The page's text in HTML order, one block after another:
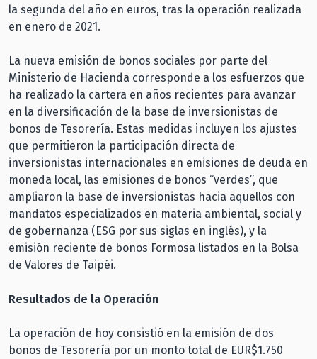
la segunda del año en euros, tras la operación realizada
en enero de 2021.
La nueva emisión de bonos sociales por parte del
Ministerio de Hacienda corresponde a los esfuerzos que
ha realizado la cartera en años recientes para avanzar
en la diversificación de la base de inversionistas de
bonos de Tesorería. Estas medidas incluyen los ajustes
que permitieron la participación directa de
inversionistas internacionales en emisiones de deuda en
moneda local, las emisiones de bonos “verdes”, que
ampliaron la base de inversionistas hacia aquellos con
mandatos especializados en materia ambiental, social y
de gobernanza (ESG por sus siglas en inglés), y la
emisión reciente de bonos Formosa listados en la Bolsa
de Valores de Taipéi.
Resultados de la Operación
La operación de hoy consistió en la emisión de dos
bonos de Tesorería por un monto total de EUR$1.750